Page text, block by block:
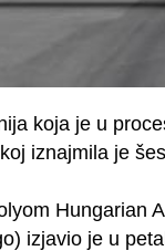
koja je u
iznajmila je
Hungarian
izjavio je u